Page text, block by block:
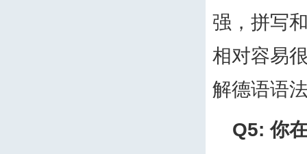
强，拼写
相对容易
解德语语
Q5:你